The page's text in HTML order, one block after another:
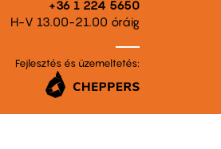
+36 1 224 5650
H-V 13.00-21.00 óráig
Fejlesztés és üzemeltetés: